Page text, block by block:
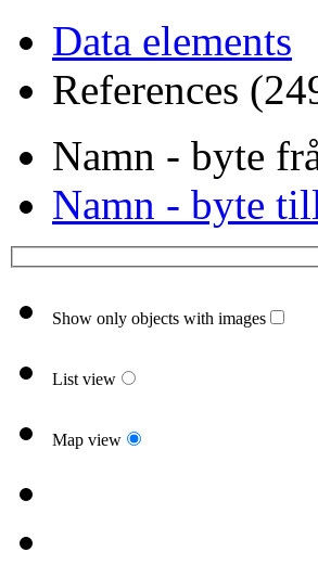
Data elements
References
Namn - byte
Namn - byte
Show only objects with images
List view
Map view